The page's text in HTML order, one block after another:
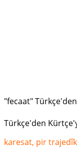
"fecaat"
Türkçe'den
karesat, pir trajedîk